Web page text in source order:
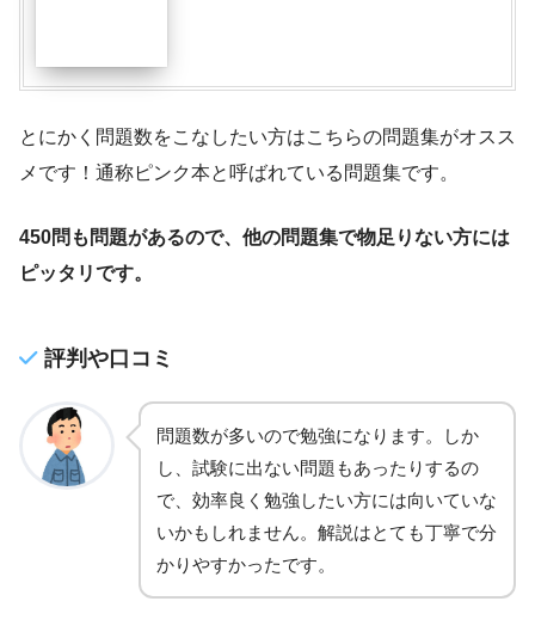
とにかく問題数をこなしたい方はこちらの問題集がオスス
メです！通称ピンク本と呼ばれている問題集です。
450問も問題があるので、他の問題集で物足りない方には
ピッタリです。
評判や口コミ
問題数が多いので勉強になります。しか
し、試験に出ない問題もあったりするの
で、効率良く勉強したい方には向いていな
いかもしれません。解説はとても丁寧で分
かりやすかったです。